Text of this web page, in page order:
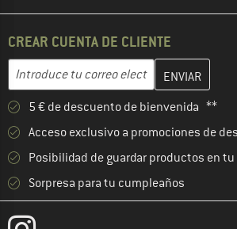
CREAR CUENTA DE CLIENTE
Dirección de correo electrónico
Introduce aquí tu dirección de correo
5 € de descuento de bienvenida **
Acceso exclusivo a promociones de
Posibilidad de guardar productos en
Sorpresa para tu cumpleaños